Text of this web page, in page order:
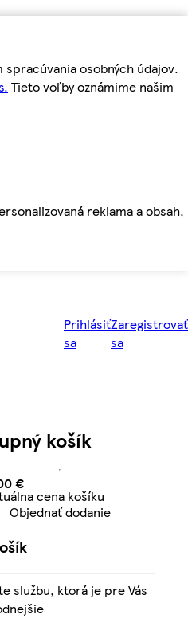
osobných údajov.
Tieto voľby oznámime našim
reklama a obsah,
Prihlásiť
sa
Zaregistrovať
sa
košík
€ Aktuálna cena košíku
€
cena košíku
Objednať dodanie
službu, ktorá je pre Vás